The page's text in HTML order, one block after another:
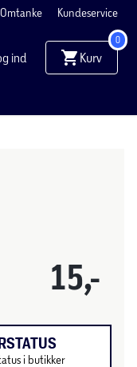
Omtanke Kundeservice
ind Kurv
0
15,-
i butikker